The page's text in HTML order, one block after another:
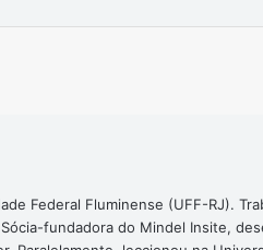
Federal Fluminense (UFF-RJ).
fundadora do Mindel Insite,